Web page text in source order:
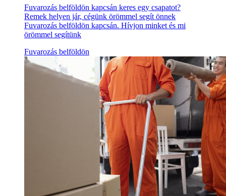
Fuvarozás belföldön kapcsán keres egy csapatot?
Remek helyen jár, cégünk örömmel segít önnek
Fuvarozás belföldön kapcsán. Hívjon minket és mi
örömmel segítünk
Fuvarozás belföldön